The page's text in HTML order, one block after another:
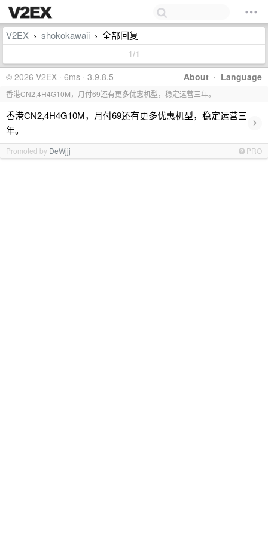
V2EX › shokokawaii › 全部回复
1/1
About · Language
© 2026 V2EX · 6ms · 3.9.8.5
香港CN2,4H4G10M，月付69还有更多优惠机型，稳定运营三年。
香港CN2,4H4G10M，月付69还有更多优惠机型，稳定运营三
年。
›
Promoted by DeWjjj PRO